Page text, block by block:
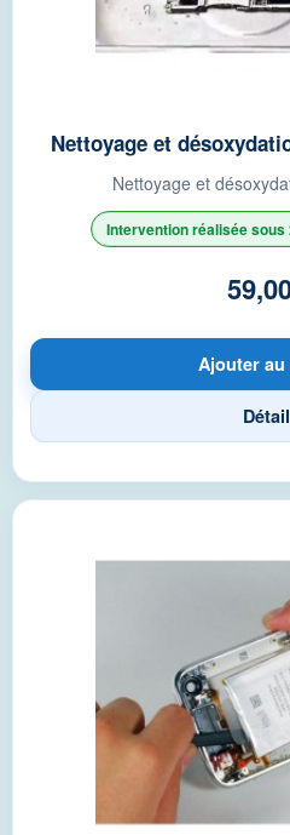
Nettoyage et
Nettoyage et
Intervention réalisée
Ajouter